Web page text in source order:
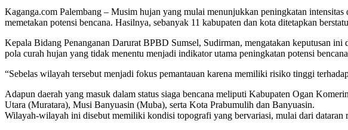
Kaganga.com Palembang – Musim hujan yang mulai menunjukkan peningkatan
memetakan potensi bencana. Hasilnya, sebanyak 11 kabupaten dan kota ditetapkan
Kepala Bidang Penanganan Darurat BPBD Sumsel, Sudirman, mengatakan keputusan
pola curah hujan yang tidak menentu menjadi indikator utama peningkatan potensi
“Sebelas wilayah tersebut menjadi fokus pemantauan karena memiliki risiko tinggi
Adapun daerah yang masuk dalam status siaga bencana meliputi Kabupaten Ogan
Utara (Muratara), Musi Banyuasin (Muba), serta Kota Prabumulih dan Banyuasin.
Wilayah-wilayah ini disebut memiliki kondisi topografi yang bervariasi, mulai dari